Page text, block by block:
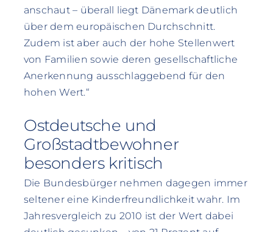
anschaut – überall liegt Dänemark deutlich
über dem europäischen Durchschnitt.
Zudem ist aber auch der hohe Stellenwert
von Familien sowie deren gesellschaftliche
Anerkennung ausschlaggebend für den
hohen Wert.“
Ostdeutsche und
Großstadtbewohner
besonders kritisch
Die Bundesbürger nehmen dagegen immer
seltener eine Kinderfreundlichkeit wahr. Im
Jahresvergleich zu 2010 ist der Wert dabei